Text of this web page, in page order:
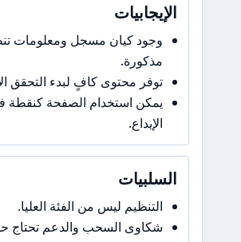
الإيجابيات
وجود كيان مسجل ومعلومات تنظيمية
توفر محتوى كافٍ لبدء التحقق الأولي.
يمكن استخدام الصفحة كنقطة فحص قبل
السلبيات
التنظيم ليس من الفئة العليا.
شكاوى السحب والدعم تحتاج حذرًا